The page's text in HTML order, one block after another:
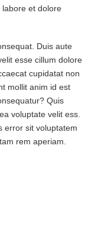
et dolore
Duis aute
esse cillum dolore
cupidatat non
mollit anim id est
Quis
voluptate velit ess.
error sit voluptatem
rem aperiam.